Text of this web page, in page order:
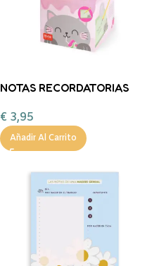
NOTAS RECORDATORIAS
legami
€ 3,95
Añadir Al Carrito